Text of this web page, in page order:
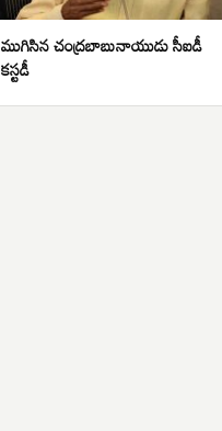
ముగిసిన చంద్రబాబునాయుడు సీఐడీ
కస్టడీ